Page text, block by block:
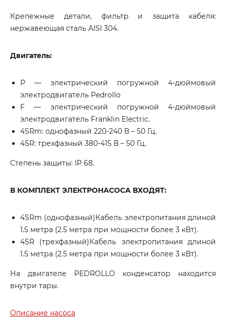
Крепежные детали, фильтр и защита кабеля:
нержавеющая сталь AISI 304.
Двигатель:
P — электрический погружной 4-дюймовый
электродвигатель Pedrollo
F — электрический погружной 4-дюймовый
электродвигатель Franklin Electric.
4SRm: однофазный 220-240 В – 50 Гц.
4SR: трехфазный 380-415 В – 50 Гц.
Степень защиты: IP 68.
В КОМПЛЕКТ ЭЛЕКТРОНАСОСА ВХОДЯТ:
4SRm (однофазный)Кабель электропитания длиной
1.5 метра (2.5 метра при мощности более 3 кВт).
4SR (трехфазный)Кабель электропитания длиной
1.5 метра (2.5 метра при мощности более 3 кВт).
На двигателе PEDROLLO конденсатор находится
внутри тары.
Описание насоса